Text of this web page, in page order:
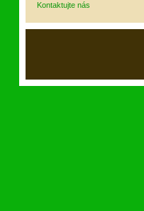
Kontaktujte nás